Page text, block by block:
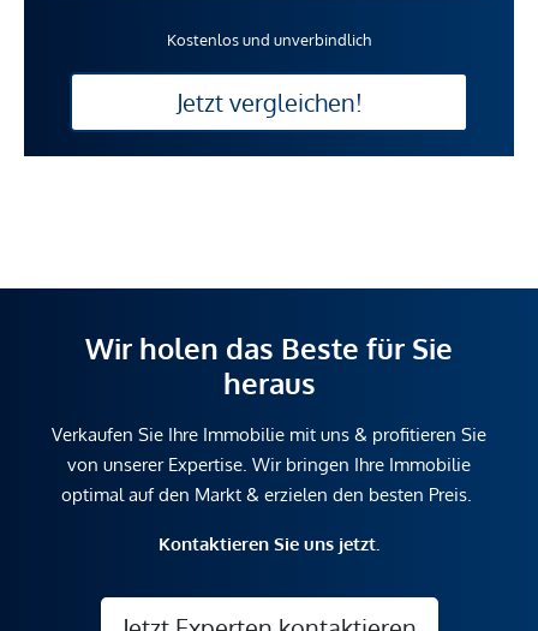
Kostenlos und unverbindlich
Jetzt vergleichen!
Wir holen das Beste für Sie
heraus
Verkaufen Sie Ihre Immobilie mit uns & profitieren Sie
von unserer Expertise. Wir bringen Ihre Immobilie
optimal auf den Markt & erzielen den besten Preis.
Kontaktieren Sie uns jetzt.